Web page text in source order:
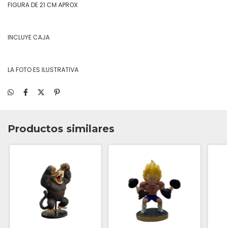
FIGURA DE 21 CM APROX
INCLUYE CAJA
LA FOTO ES ILUSTRATIVA
Productos similares